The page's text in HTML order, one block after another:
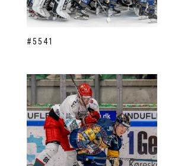
#5541